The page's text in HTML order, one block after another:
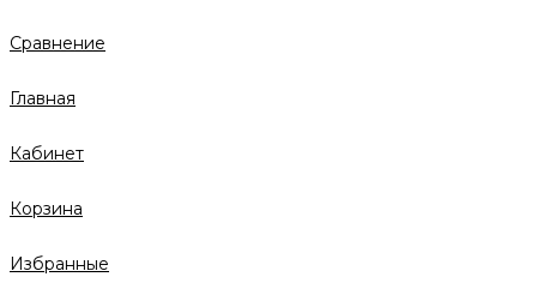
Сравнение
Главная
Кабинет
Корзина
Избранные